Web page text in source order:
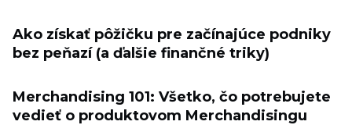
Ako získať pôžičku pre začínajúce podniky
bez peňazí (a ďalšie finančné triky)
Merchandising 101: Všetko, čo potrebujete
vedieť o produktovom Merchandisingu